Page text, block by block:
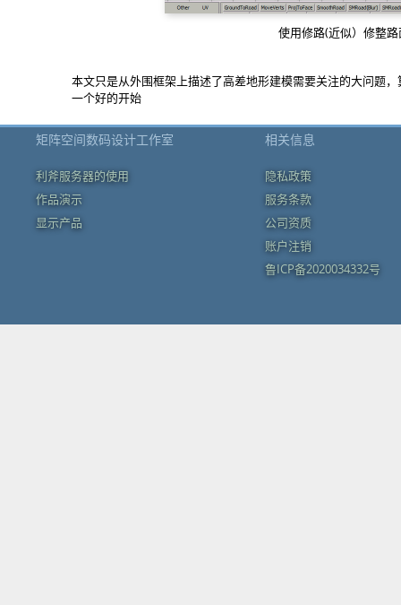
使用修路(近似）修整路
本文只是从外围框架上描述了高差地形建模需要关注的大问题
一个好的开始
矩阵空间数码设计工作室
利斧服务器的使用
作品演示
显示产品
相关信息
隐私政策
服务条款
公司资质
账户注销
鲁ICP备2020034332号